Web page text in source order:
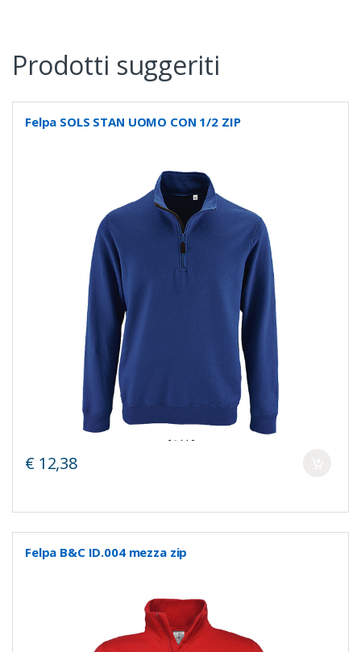
Prodotti suggeriti
Felpa SOLS STAN UOMO CON 1/2 ZIP
€ 12,38
Felpa B&C ID.004 mezza zip